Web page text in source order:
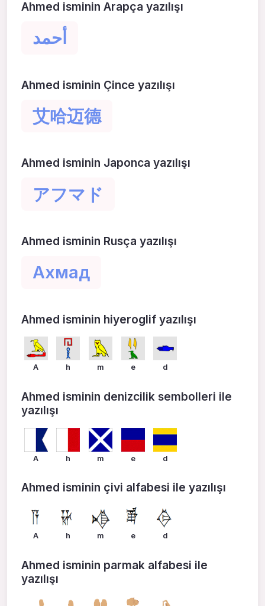
Ahmed isminin Arapça yazılışı
أحمد
Ahmed isminin Çince yazılışı
艾哈迈德
Ahmed isminin Japonca yazılışı
アフマド
Ahmed isminin Rusça yazılışı
Ахмад
Ahmed isminin hiyeroglif yazılışı
A h m e d
Ahmed isminin denizcilik sembolleri ile
yazılışı
A h m e d
Ahmed isminin çivi alfabesi ile yazılışı
A h m e d
Ahmed isminin parmak alfabesi ile
yazılışı